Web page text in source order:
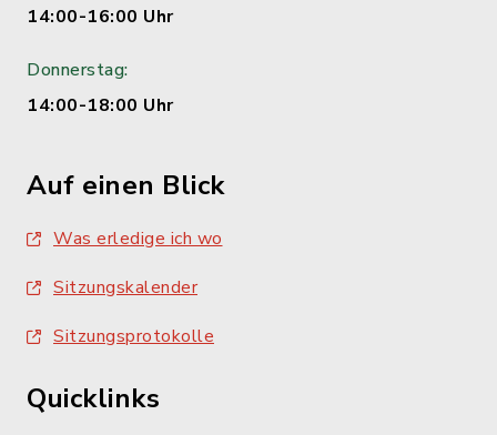
14:00-16:00 Uhr
Donnerstag:
14:00-18:00 Uhr
Auf einen Blick
Was erledige ich wo
Sitzungskalender
Sitzungsprotokolle
Quicklinks